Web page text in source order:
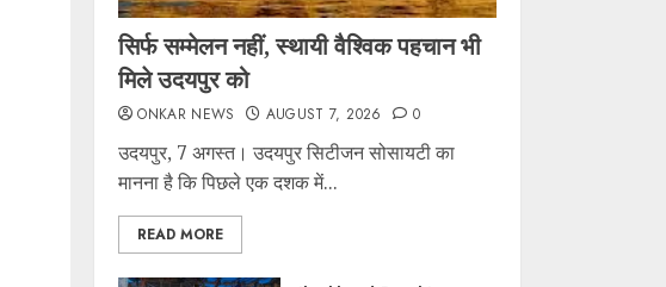
सिर्फ सम्मेलन नहीं, स्थायी वैश्विक पहचान भी
मिले उदयपुर को
ONKAR NEWS AUGUST 7, 2026 0
उदयपुर, 7 अगस्त। उदयपुर सिटीजन सोसायटी का
मानना है कि पिछले एक दशक में...
READ MORE